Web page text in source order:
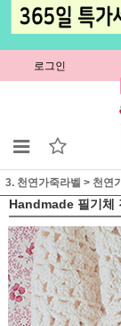
로그인
3. 천연가죽라벨 > 천연
Handmade 필기체